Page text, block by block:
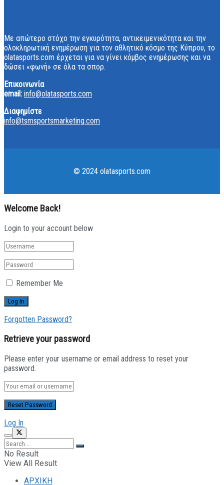
Με απώτερο στόχο την εγκυρότητα, αντικειμενικότητα και την
ολοκληρωτική ενημέρωση για τον αθλητικό κόσμο της Κύπρου, το
olatasports.com έρχεται για να γίνει κόμβος ενημέρωσης και να
δώσει «φωνή» σε όλα τα σπορ.
Επικοινωνία
email: info@olatasports.com
Διαφημίστε
info@tsmsportsmarketing.com
© 2024 olatasports.com
Welcome Back!
Login to your account below
Remember Me
Forgotten Password?
Retrieve your password
Please enter your username or email address to reset your
password.
Log In
No Result
View All Result
ΑΡΧΙΚΗ